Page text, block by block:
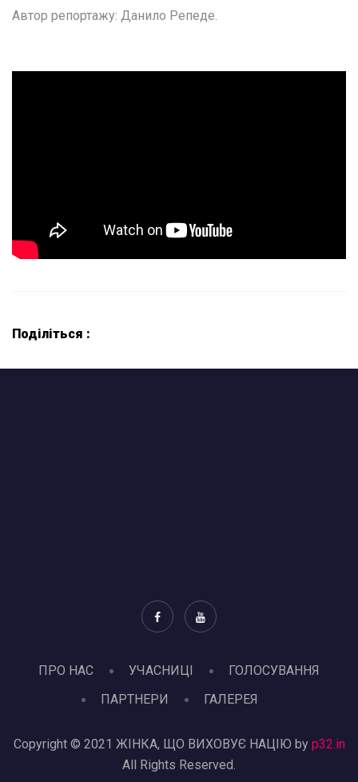
Автор репортажу: Данило Репеде.
Поділіться :
ПРО НАС УЧАСНИЦІ
ГОЛОСУВАННЯ
ПАРТНЕРИ
ГАЛЕРЕЯ
Copyright © 2021 ЖІНКА, ЩО ВИХОВУЄ НАЦІЮ by p32.in
All Rights Reserved.